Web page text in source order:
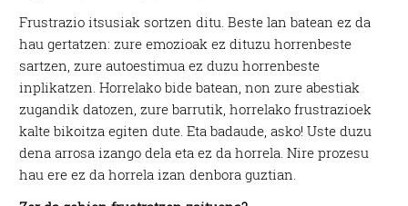
Frustrazio itsusiak sortzen ditu. Beste lan batean ez da
hau gertatzen: zure emozioak ez dituzu horrenbeste
sartzen, zure autoestimua ez duzu horrenbeste
inplikatzen. Horrelako bide batean, non zure abestiak
zugandik datozen, zure barrutik, horrelako frustrazioek
kalte bikoitza egiten dute. Eta badaude, asko! Uste duzu
dena arrosa izango dela eta ez da horrela. Nire prozesu
hau ere ez da horrela izan denbora guztian.